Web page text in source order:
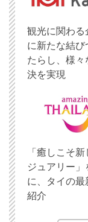
観光に関わる
に新たな結び
たらし、様々
決を実現
「癒しこそ
ジュアリー」
に、タイの最
紹介